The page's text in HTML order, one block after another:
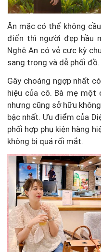
Ăn mặc có thể không
điển thì người đẹp hầu
Nghệ An có vẻ cực kỳ
sang trọng và dễ phối đồ.
Gây choáng ngợp nhất
hiệu của cô. Bà mẹ một
nhưng cũng sở hữu
bậc nhất. Ưu điểm của
phối hợp phụ kiện hàng
không bị quá rối mắt.